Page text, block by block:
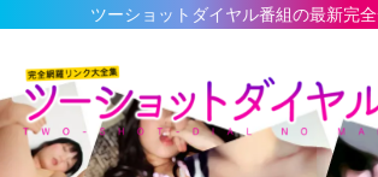
ョットダイヤル番組の最新完全データベース